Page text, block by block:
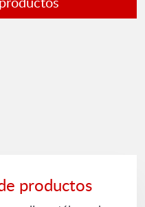
productos